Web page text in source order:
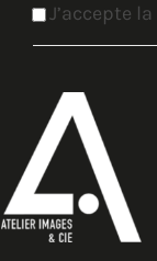
J’accepte la